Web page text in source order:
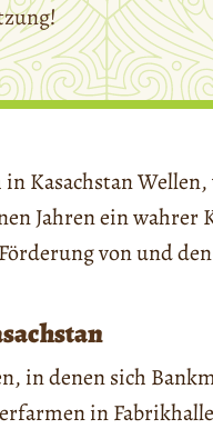
Kasachstan
Jahren ein
von und
in denen sich
in